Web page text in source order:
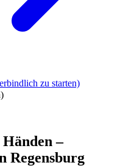
zu starten)
–
Regensburg